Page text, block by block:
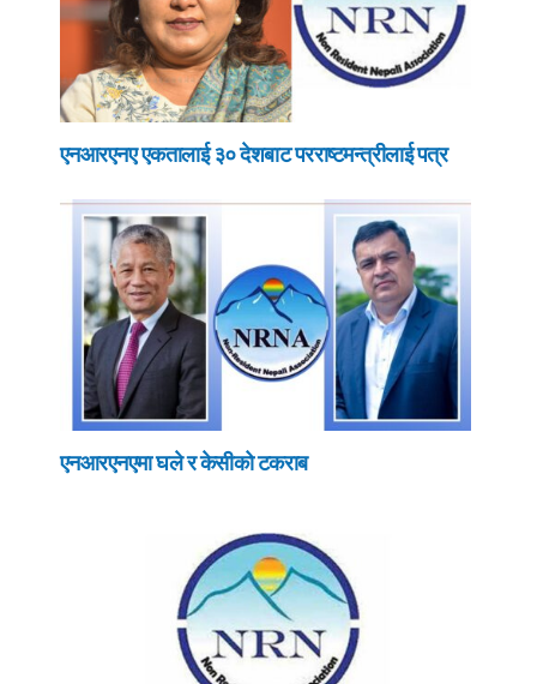
एनआरएनए एकतालाई ३० देशबाट परराष्टमन्त्रीलाई पत्र
एनआरएनएमा घले र केसीको टकराब